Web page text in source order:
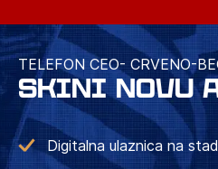
TELEFON CEO- CRVENO-
SKINI NOVU
Digitalna ulaznica na